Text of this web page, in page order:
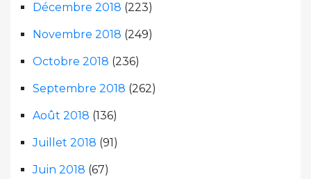
Décembre 2018 (223)
Novembre 2018 (249)
Octobre 2018 (236)
Septembre 2018 (262)
Août 2018 (136)
Juillet 2018 (91)
Juin 2018 (67)